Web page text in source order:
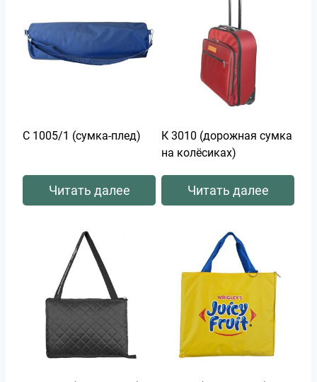
С 1005/1 (сумка-плед)
Читать далее
К 3010 (дорожная сумка
на колёсиках)
Читать далее